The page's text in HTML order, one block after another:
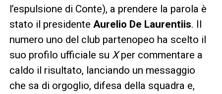
l’espulsione di Conte), a prendere la parola è
stato il presidente Aurelio De Laurentiis. Il
numero uno del club partenopeo ha scelto il
suo profilo ufficiale su Xper commentare a
caldo il risultato, lanciando un messaggio
che sa di orgoglio, difesa della squadra e,